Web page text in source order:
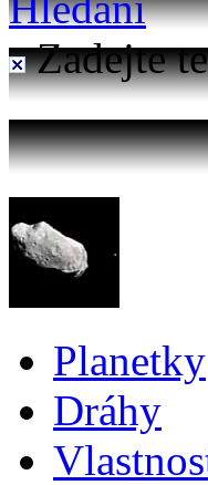
Zadejte
Planetky
Dráhy